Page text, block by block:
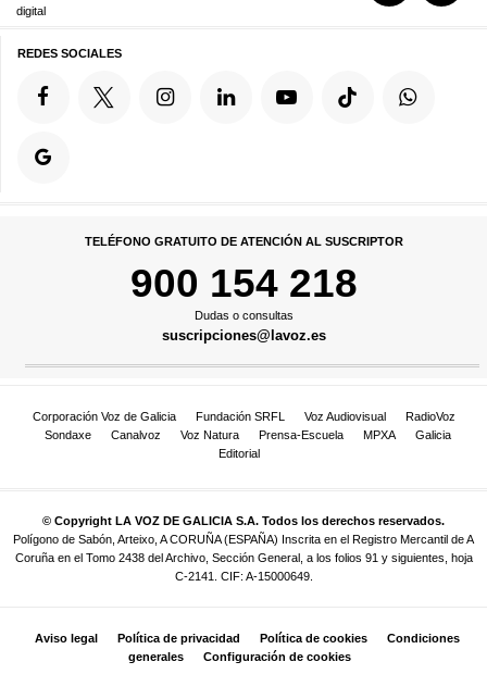
digital
REDES SOCIALES
TELÉFONO GRATUITO DE ATENCIÓN AL SUSCRIPTOR
900 154 218
Dudas o consultas
suscripciones@lavoz.es
Corporación Voz de Galicia Fundación SRFL Voz Audiovisual
RadioVoz
Sondaxe
Canalvoz Voz Natura Prensa-Escuela MPXA
Galicia
Editorial
© Copyright LA VOZ DE GALICIA S.A. Todos los derechos reservados.
Polígono de Sabón, Arteixo, A CORUÑA (ESPAÑA) Inscrita en el Registro Mercantil de A
Coruña en el Tomo 2438 del Archivo, Sección General, a los folios 91 y siguientes, hoja
C-2141. CIF: A-15000649.
Aviso legal Política de privacidad Política de cookies
Condiciones
generales
Configuración de cookies